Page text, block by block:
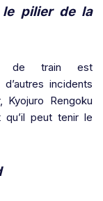
le pilier de la
de train est
incidents
Rengoku
qu’il peut tenir le